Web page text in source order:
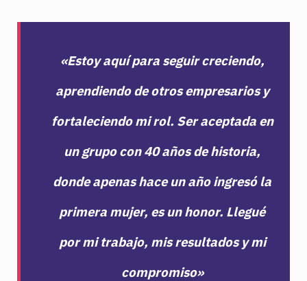
«Estoy aquí para seguir creciendo,
aprendiendo de otros empresarios y
fortaleciendo mi rol. Ser aceptada en
un grupo con 40 años de historia,
donde apenas hace un año ingresó la
primera mujer, es un honor. Llegué
por mi trabajo, mis resultados y mi
compromiso»